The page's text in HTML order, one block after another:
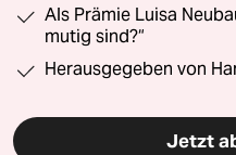
Als Prämie Luisa
mutig sind?“
Herausgegeben von
Jetzt